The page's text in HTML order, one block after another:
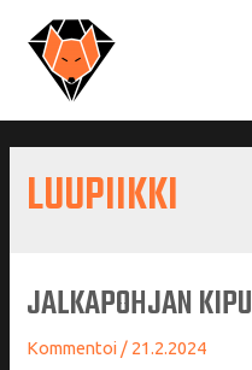
LUUPIIKKI
JALKAPOHJAN KIPU
Kommentoi / 21.2.2024